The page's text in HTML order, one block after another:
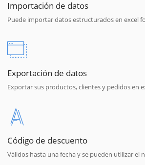
Importación de datos
Puede importar datos estructurados en excel
Exportación de datos
Exportar sus productos, clientes y pedidos en
Código de descuento
Válidos hasta una fecha y se pueden utilizar el